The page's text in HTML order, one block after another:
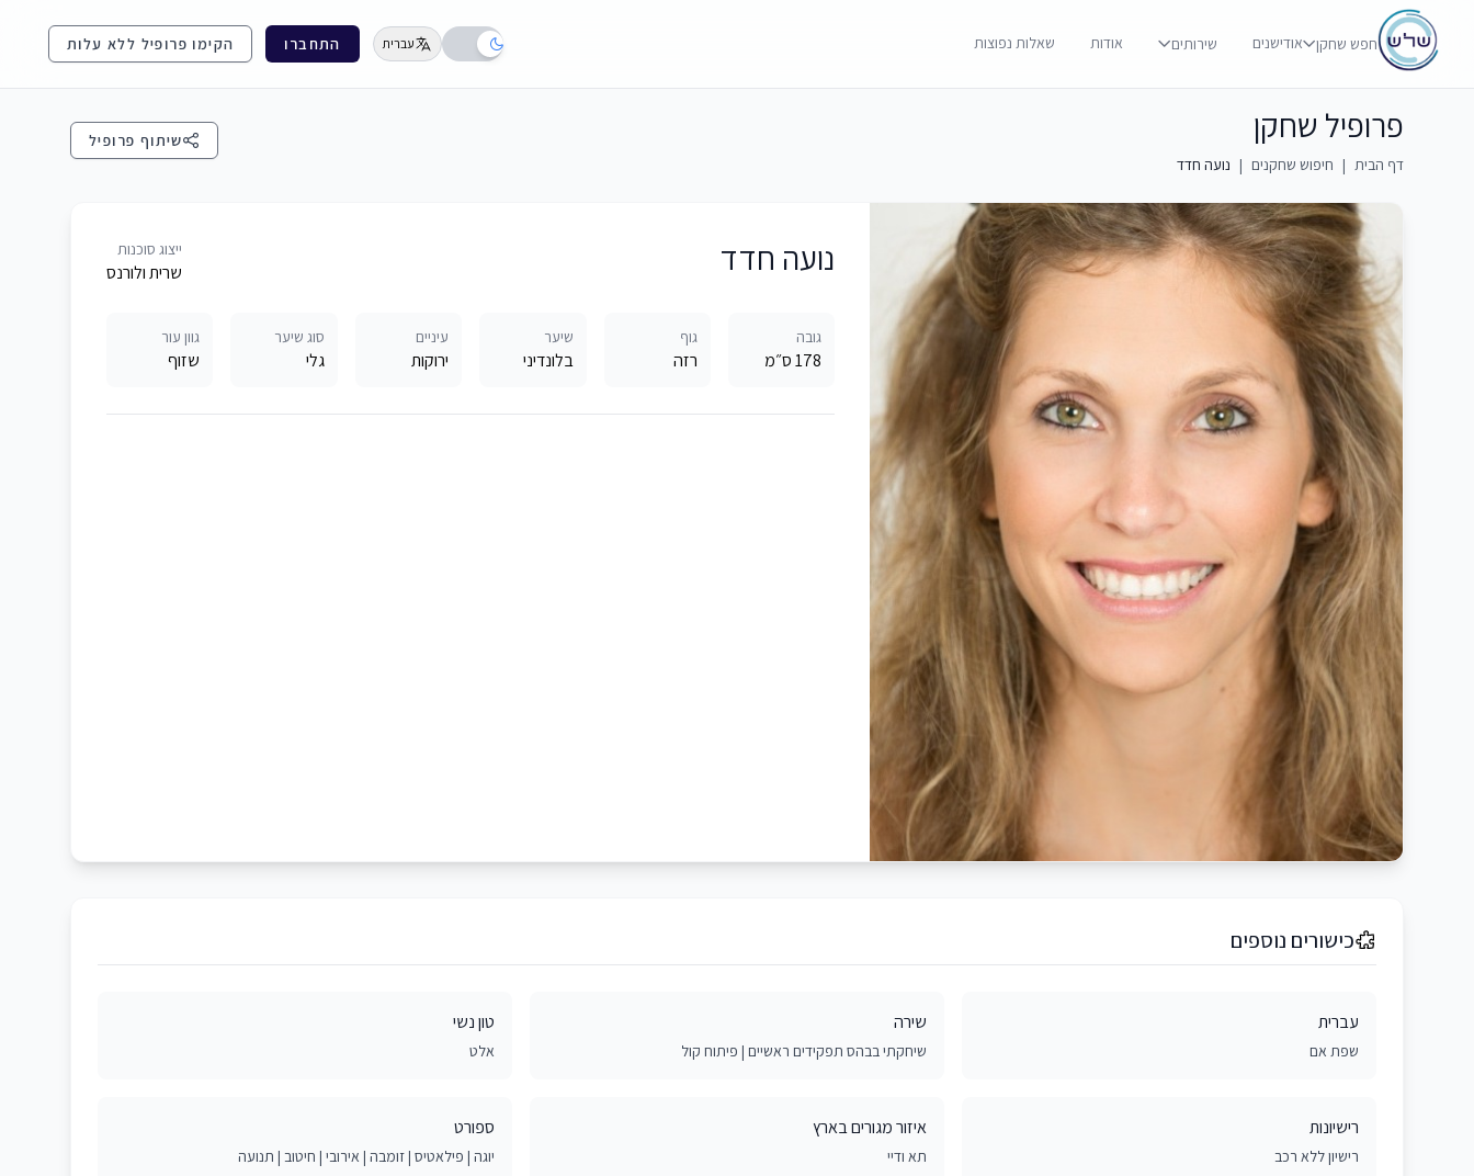
חפש שחקן אודישנים שירותים אודות שאלות נפוצות עברית התחברו הקימו פרופיל ללא עלות
פרופיל שחקן
דף הבית | חיפוש שחקנים | נועה חדד
שיתוף פרופיל
נועה חדד ייצוג סוכנות
שרית ולורנס
גובה
178 ס״מ
גוף
רזה
שיער
בלונדיני
עיניים
ירוקות
סוג שיער
גלי
גוון עור
שזוף
כישורים נוספים
עברית
שפת אם
שירה
שיחקתי בבהס תפקידים ראשיים | פיתוח קול
טון נשי
אלט
רישיונות
רישיון ללא רכב
איזור מגורים בארץ
תא ודיי
ספורט
יוגה | פילאטיס | זומבה | אירובי | חיטוב | תנועה